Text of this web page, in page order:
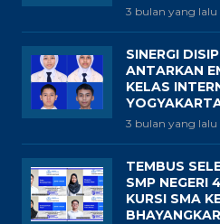
3 bulan yang lalu
SINERGI
ANTARKAN
KELAS
3 bulan yang lalu
TEMBUS
SMP NEGERI
KURSI SMA